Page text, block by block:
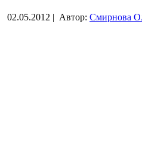
02.05.2012 | Автор: Смирнова